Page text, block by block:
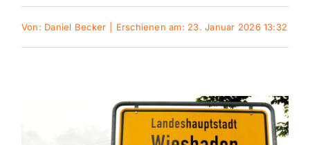
Von: Daniel Becker Erschienen am: 23. Januar 2026 13:32